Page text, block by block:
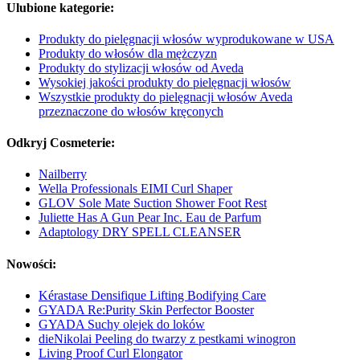
Ulubione kategorie:
Produkty do pielęgnacji włosów wyprodukowane w USA
Produkty do włosów dla mężczyzn
Produkty do stylizacji włosów od Aveda
Wysokiej jakości produkty do pielęgnacji włosów
Wszystkie produkty do pielęgnacji włosów Aveda
przeznaczone do włosów kręconych
Odkryj Cosmeterie:
Nailberry
Wella Professionals EIMI Curl Shaper
GLOV Sole Mate Suction Shower Foot Rest
Juliette Has A Gun Pear Inc. Eau de Parfum
Adaptology DRY SPELL CLEANSER
Nowości:
Kérastase Densifique Lifting Bodifying Care
GYADA Re:Purity Skin Perfector Booster
GYADA Suchy olejek do loków
dieNikolai Peeling do twarzy z pestkami winogron
Living Proof Curl Elongator